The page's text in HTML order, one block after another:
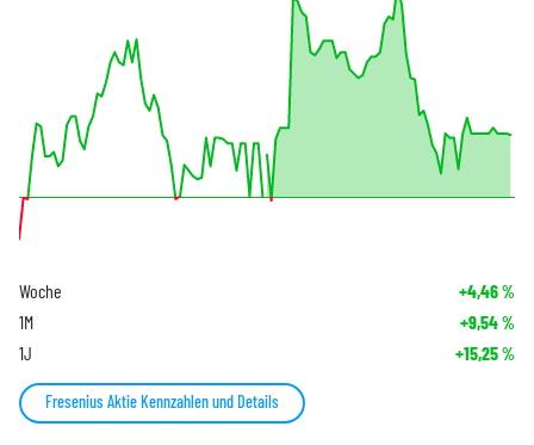
Woche +4,46%
1M +9,54%
1J +15,25%
Fresenius Aktie Kennzahlen und Details